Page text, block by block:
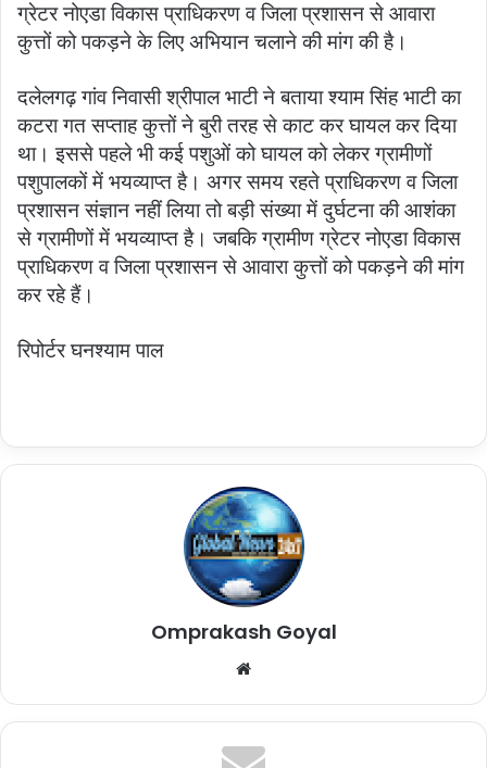
ग्रेटर नोएडा विकास प्राधिकरण व जिला प्रशासन से आवारा
कुत्तों को पकड़ने के लिए अभियान चलाने की मांग की है।
दलेलगढ़ गांव निवासी श्रीपाल भाटी ने बताया श्याम सिंह भाटी का
कटरा गत सप्ताह कुत्तों ने बुरी तरह से काट कर घायल कर दिया
था। इससे पहले भी कई पशुओं को घायल को लेकर ग्रामीणों
पशुपालकों में भयव्याप्त है। अगर समय रहते प्राधिकरण व जिला
प्रशासन संज्ञान नहीं लिया तो बड़ी संख्या में दुर्घटना की आशंका
से ग्रामीणों में भयव्याप्त है। जबकि ग्रामीण ग्रेटर नोएडा विकास
प्राधिकरण व जिला प्रशासन से आवारा कुत्तों को पकड़ने की मांग
कर रहे हैं।
रिपोर्टर घनश्याम पाल
Omprakash Goyal
Website